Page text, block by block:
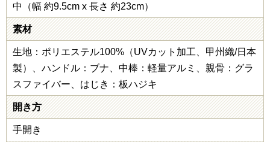
中（幅 約9.5cm x 長さ 約23cm）
素材
生地：ポリエステル100%（UVカット加工、甲州織/日本
製）、ハンドル：ブナ、中棒：軽量アルミ、親骨：グラ
スファイバー、はじき：板ハジキ
開き方
手開き